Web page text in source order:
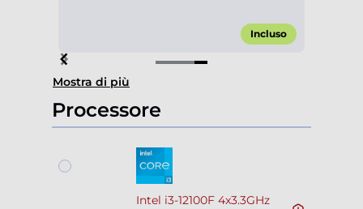
Incluso
Item
4
of
4
Mostra di più
Processore
Intel i3-12100F 4x3.3GHz